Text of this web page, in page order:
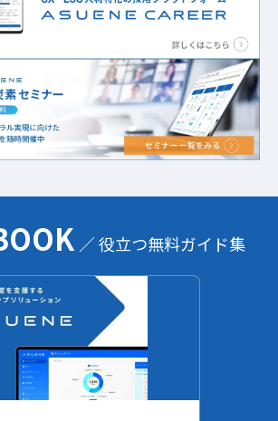
／ 役立つ無料ガイド集